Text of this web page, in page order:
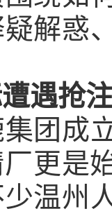
解惑
遇抢
成立
更是
温州